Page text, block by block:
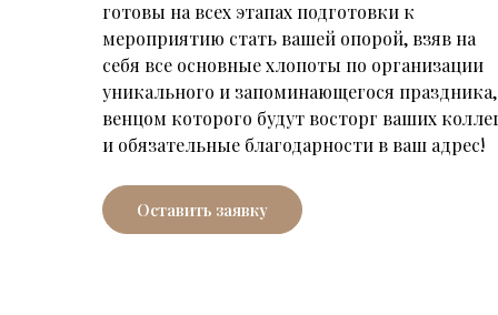
готовы на всех этапах подготовки к
мероприятию стать вашей опорой, взяв на
себя все основные хлопоты по организации
уникального и запоминающегося праздника,
венцом которого будут восторг ваших
и обязательные благодарности в ваш адрес!
Оставить заявку